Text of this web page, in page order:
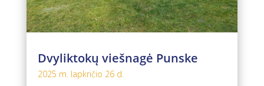
Dvyliktokų viešnagė Punske
2025 m. lapkričio 26 d.